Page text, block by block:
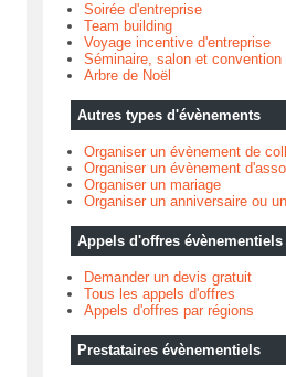
Soirée d'entreprise
Team building
Voyage incentive d'entreprise
Séminaire, salon et convention
Arbre de Noël
Autres types d'évènements
Organiser un évènement de
Organiser un évènement
Organiser un mariage
Organiser un anniversaire ou
Appels d'offres évènementiels
Demander un devis gratuit
Tous les appels d'offres
Appels d'offres par régions
Prestataires évènementiels